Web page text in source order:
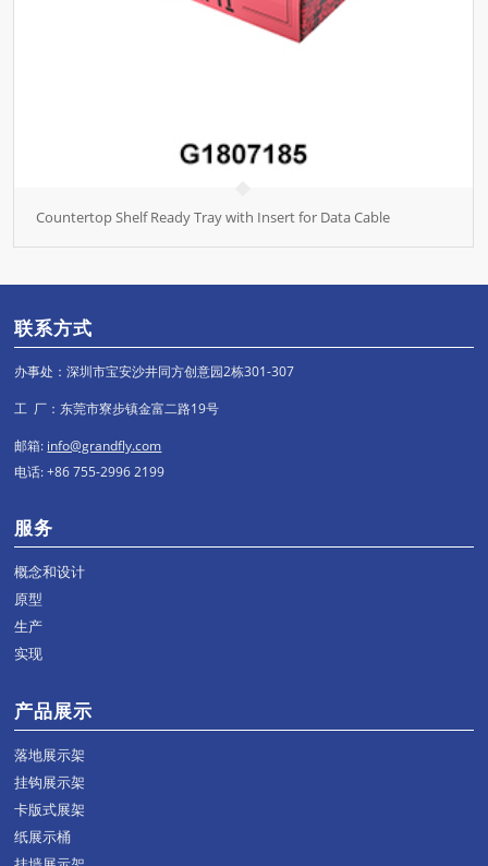
Countertop Shelf Ready Tray with Insert for Data Cable
联系方式
办事处：深圳市宝安沙井同方创意园2栋301-307
工 厂：东莞市寮步镇金富二路19号
邮箱: info@grandfly.com
电话: +86 755-2996 2199
服务
概念和设计
原型
生产
实现
产品展示
落地展示架
挂钩展示架
卡版式展架
纸展示桶